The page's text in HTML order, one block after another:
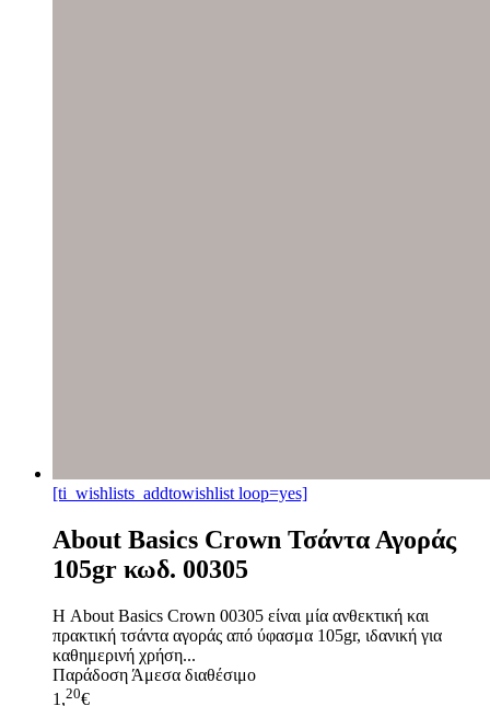
[ti_wishlists_addtowishlist loop=yes]
About Basics Crown Τσάντα Αγοράς
105gr κωδ. 00305
Η About Basics Crown 00305 είναι μία ανθεκτική και
πρακτική τσάντα αγοράς από ύφασμα 105gr, ιδανική για
καθημερινή χρήση...
Παράδοση Άμεσα διαθέσιμο
1,20€